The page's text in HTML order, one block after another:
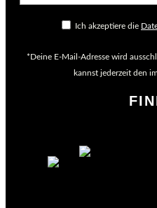
Ich akzeptiere die
*Deine E-Mail-Adresse wird
kannst jederzeit den